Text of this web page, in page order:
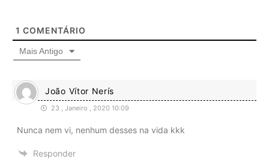
1 COMENTÁRIO
Mais Antigo
João Vítor Nerís
23 , Janeiro , 2020 10:09
Nunca nem vi, nenhum desses na vida kkk
Responder